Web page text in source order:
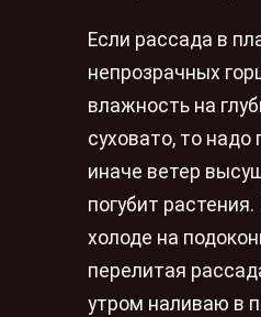
Если рассада в
непрозрачных
влажность на
суховато, то надо
иначе ветер
погубит
холоде на
перелитая
утром наливаю в